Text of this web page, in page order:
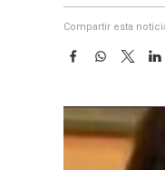
Compartir esta
F
e
b
o
W
t
s
A
T
w
t
t
e
r
L
k